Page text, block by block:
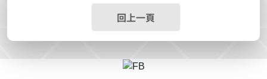
回上一頁